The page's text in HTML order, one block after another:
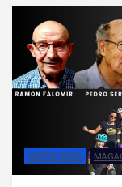
CATEGORÍAS